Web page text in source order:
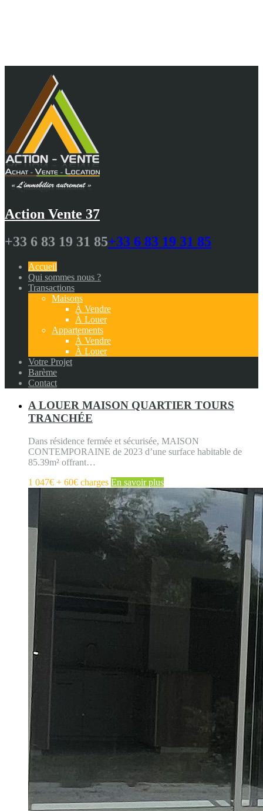
Action Vente 37
+33 6 83 19 31 85+33 6 83 19 31 85
Accueil
Qui sommes nous ?
Transactions
Maisons
À Vendre
À Louer
Appartements
À Vendre
À Louer
Votre Projet
Barème
Contact
A LOUER MAISON QUARTIER TOURS
TRANCHÉE
Dans résidence fermée et sécurisée, MAISON
CONTEMPORAINE de 2023 d’une surface habitable de
85.39m² offrant…
1 047€ + 60€ charges En savoir plus